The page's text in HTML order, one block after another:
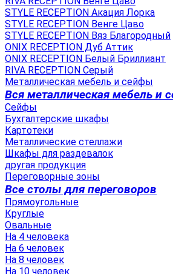
STYLE RECEPTION Акация Лорка
STYLE RECEPTION Венге Цаво
STYLE RECEPTION Вяз Благородный
ONIX RECEPTION Дуб Аттик
ONIX RECEPTION Белый Бриллиант
RIVA RECEPTION Серый
Металлическая мебель и сейфы
Вся металлическая мебель и
Сейфы
Бухгалтерские шкафы
Картотеки
Металлические стеллажи
Шкафы для раздевалок
другая продукция
Переговорные зоны
Все столы для переговоров
Прямоугольные
Круглые
Овальные
На 4 человека
На 6 человек
На 8 человек
На 10 человек